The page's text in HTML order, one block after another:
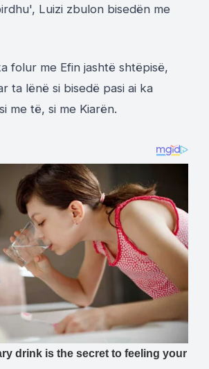
folur me Efin jashtë shtëpisë,
ta lënë si bisedë pasi ai ka
me të, si me Kiarën.